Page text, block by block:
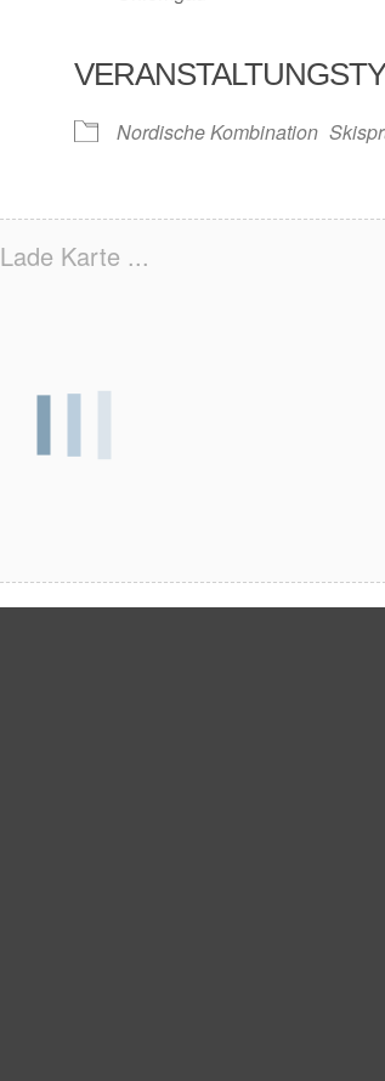
Nordische Kombination
Lade Karte ...